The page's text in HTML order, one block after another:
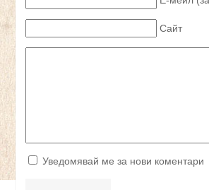
Сайт
Уведомявай ме за нови коментари